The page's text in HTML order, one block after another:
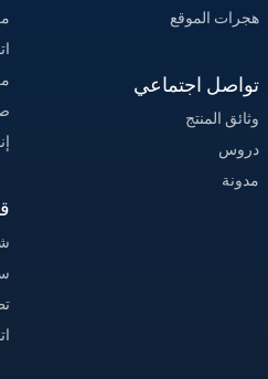
هجرات الموقع
تواصل اجتماعي
وثائق المنتج
دروس
مدونة